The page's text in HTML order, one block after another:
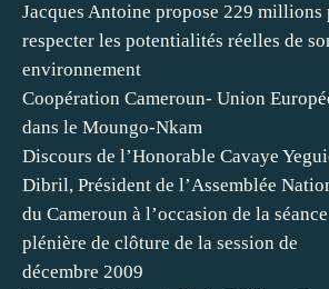
Jacques Antoine propose 229 millions
respecter les potentialités réelles de
environnement
Coopération Cameroun- Union
dans le Moungo-Nkam
Discours de l’Honorable Cavaye
Dibril, Président de l’Assemblée
du Cameroun à l’occasion de la séance
plénière de clôture de la session de
décembre 2009